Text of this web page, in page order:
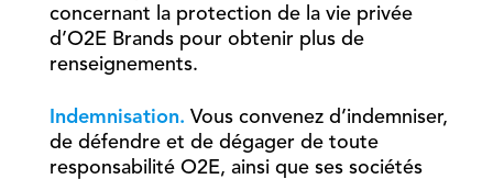
concernant la protection de la vie privée
d’O2E Brands pour obtenir plus de
renseignements.
Indemnisation. Vous convenez d’indemniser,
de défendre et de dégager de toute
responsabilité O2E, ainsi que ses sociétés